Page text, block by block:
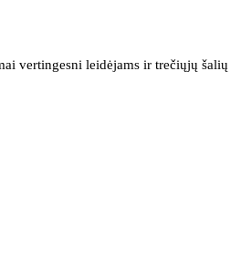
vertingesni leidėjams ir trečiųjų šalių